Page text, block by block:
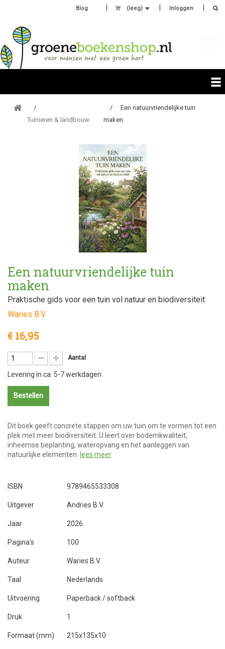
Inloggen
(leeg)
Blog
Tuinieren & landbouw
Een natuurvriendelijke tuin
maken
Een natuurvriendelijke tuin
maken
Praktische gids voor een tuin vol natuur en biodiversiteit
Waries B.V.
€ 16,95
Aantal
Levering in ca. 5-7 werkdagen
Bestellen
Dit boek geeft concrete stappen om uw tuin om te vormen tot een
plek met meer biodiversiteit. U leert over bodemkwaliteit,
inheemse beplanting, wateropvang en het aanleggen van
natuurlijke elementen.
lees meer
ISBN 9789465533308
Uitgever Andries B.V.
Jaar 2026
Pagina's 100
Auteur Waries B.V.
Taal Nederlands
Uitvoering Paperback / softback
Druk 1
Formaat (mm) 215x135x10